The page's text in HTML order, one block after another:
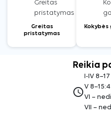
Greitas
pristatymas
Reikia
access_time
I-IV
V
VI –
VII –